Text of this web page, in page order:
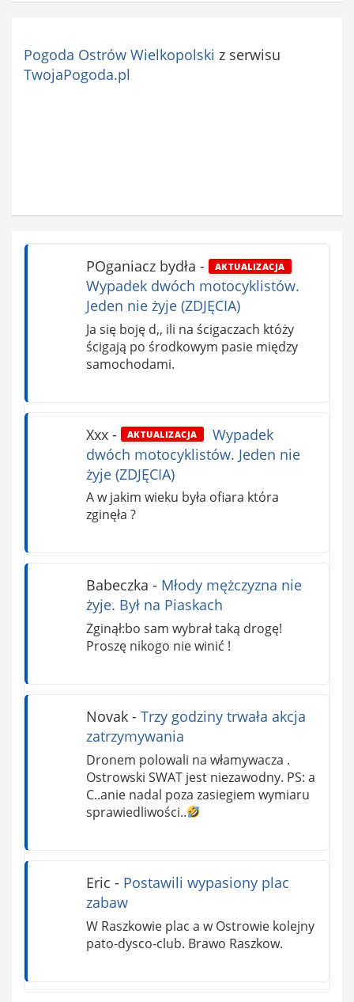
Pogoda Ostrów Wielkopolski z serwisu
TwojaPogoda.pl
POganiacz bydła - AKTUALIZACJA
Wypadek dwóch motocyklistów.
Jeden nie żyje (ZDJĘCIA)
Ja się boję d,, ili na ścigaczach któży
ścigają po środkowym pasie między
samochodami.
Xxx- AKTUALIZACJA
Wypadek
dwóch motocyklistów. Jeden nie
żyje (ZDJĘCIA)
A w jakim wieku była ofiara która
zginęła ?
Babeczka - Młody mężczyzna nie
żyje. Był na Piaskach
Zginął:bo sam wybrał taką drogę!
Proszę nikogo nie winić !
Novak- Trzy godziny trwała akcja
zatrzymywania
Dronem polowali na włamywacza .
Ostrowski SWAT jest niezawodny. PS: a
C..anie nadal poza zasiegiem wymiaru
sprawiedliwości..
Eric - Postawili wypasiony plac
zabaw
W Raszkowie plac a w Ostrowie kolejny
pato-dysco-club. Brawo Raszkow.